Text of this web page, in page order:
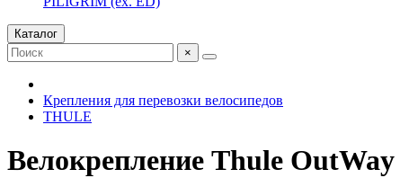
Каталог
×
Крепления для перевозки велосипедов
THULE
Велокрепление Thule